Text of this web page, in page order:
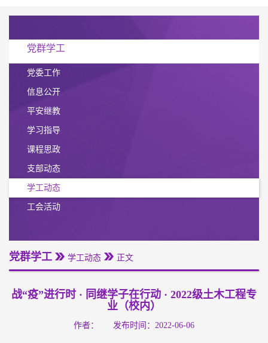
党群学工
党委工作
信息公开
平安继教
学习指导
课程思政
支部动态
学工动态
工会活动
党群学工 学工动态 正文
战“疫”进行时 · 同继学子在行动 · 2022级土木工程专
业（校内）
作者： 发布时间：2022-06-06